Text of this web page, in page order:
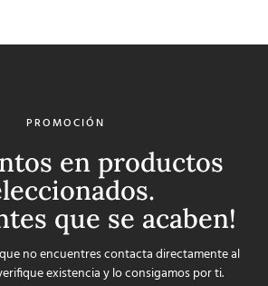
PROMOCIÓN
en productos
que se acaben!
no encuentres contacta directamente al
existencia y lo consigamos por ti.